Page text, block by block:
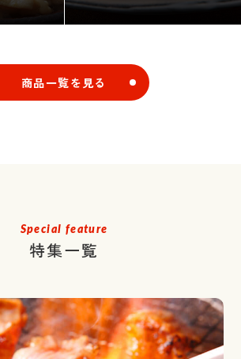
商品一覧を見る
Special feature
特集一覧